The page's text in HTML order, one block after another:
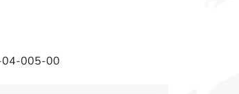
04-005-00